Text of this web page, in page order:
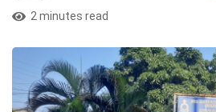
2 minutes read